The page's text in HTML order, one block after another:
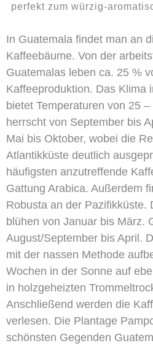
perfekt zum würzig-
In Guatemala findet man an
Kaffeebäume. Von der
Guatemalas leben ca. 25 %
Kaffeeproduktion. Das Klima
bietet Temperaturen von 25
herrscht von September bis
Mai bis Oktober, wobei die
Atlantikküste deutlich
häufigsten anzutreffende
Gattung Arabica. Außerdem
Robusta an der Pazifikküste.
blühen von Januar bis März.
August/September bis April.
mit der nassen Methode
Wochen in der Sonne auf
in holzgeheizten
Anschließend werden die
verlesen. Die Plantage
schönsten Gegenden